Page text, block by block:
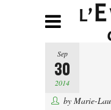
Sep
30
2014
by Marie-